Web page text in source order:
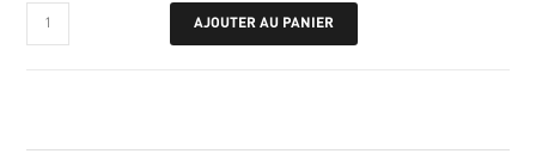
AJOUTER AU PANIER